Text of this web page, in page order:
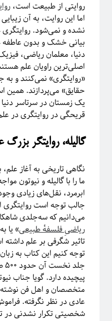
دوره «مقدمه‌ای بر بازبهنجارش»
آیا فیزیک می‌تواند شبکه‌های اجتماعی را
روایتی از طبیعت است،
اما این روایت، به آن
نشده و نمی‌شود. روایتگری
بیانی خشک و بدون
دنیا، معلمان ریاضی،
اصلی‌ترین راویان علم
«روایتگری» نمی‌کنند و به
حقایق» می‌پردازند. همین
یک زمستان در سرتاسر
قریحگی در روایتگری در
گالیله، روایتگر بزرگ
نگاهی تاریخی به آغاز
ما را با گالیله و نیوتون
ابرمرد، نقل‌های زیادی
جالب توجه است روایتگری
می‌دانیم که سه‌جلدی
ریاضیِ فلسفهٔ طبیعی» یا
تاثیر شگرفی بر علم داشته
توجه کنیم این کتاب به
پیچیده دارد. گویا جناب
متخصصان و اهل فن
عادی در نظر نگرفته.
شخصیتی تکرار نشدنی در